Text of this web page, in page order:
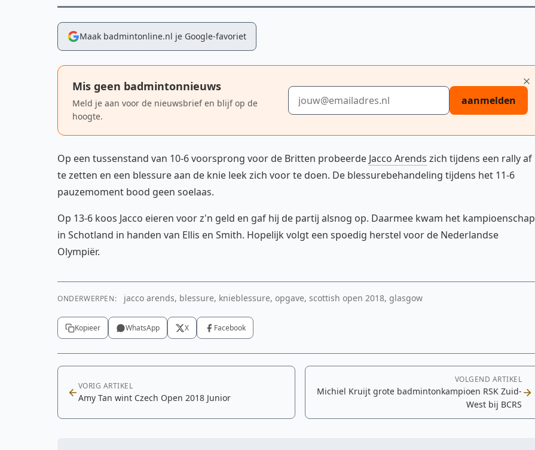
Maak badmintonline.nl je Google-favoriet
Mis geen badmintonnieuws
Meld je aan voor de nieuwsbrief en blijf op de
hoogte.
E-mailadres
aanmelden
Op een tussenstand van 10-6 voorsprong voor de Britten probeerde Jacco Arends zich tijdens een rally af
te zetten en een blessure aan de knie leek zich voor te doen. De blessurebehandeling tijdens het 11-6
pauzemoment bood geen soelaas.
Op 13-6 koos Jacco eieren voor z'n geld en gaf hij de partij alsnog op. Daarmee kwam het kampioenschap
in Schotland in handen van Ellis en Smith. Hopelijk volgt een spoedig herstel voor de Nederlandse
Olympiër.
ONDERWERPEN: jacco arends, blessure, knieblessure, opgave, scottish open 2018, glasgow
Kopieer WhatsApp X Facebook
VORIG ARTIKEL
Amy Tan wint Czech Open 2018 Junior
VOLGEND ARTIKEL
Michiel Kruijt grote badmintonkampioen RSK Zuid-
West bij BCRS